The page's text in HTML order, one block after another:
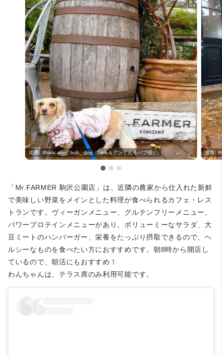
＠lara.ann_.bub_.dog（Lara＆アンくん＆バブ様）
「Mr.FARMER 駒沢公園店」は、近隣の農家から仕入れた新鮮
で美味しい野菜をメインとした料理が食べられるカフェ・レス
トランです。ヴィーガンメニュー、グルテンフリーメニュー、
パワープロテインメニューがあり、ボリューミーなサラダ、大
豆ミートのハンバーガー、栄養をたっぷり摂取できるので、ヘ
ルシーなものを食べたい方におすすめです。朝8時から開店し
ているので、朝活にもおすすめ！
わんちゃんは、テラス席のみ利用可能です。